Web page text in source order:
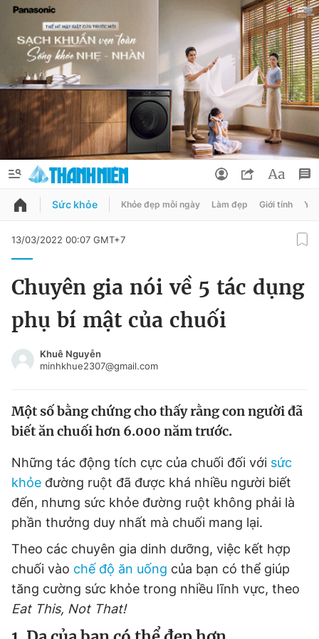
QUẢNG CÁO ĐẶT BÁO
Chuyên mục
Chào ngày mới
Tin thị trường Tin 360
Video Magazine
Sản phẩm khác
Thông tin tòa soạn Liên hệ quảng cáo
Đổi mật khẩu
Tin đã lưu
Tin đã xem
Sức khỏe Khỏe đẹp mỗi ngày Làm đẹp Giới tính Y
13/03/2022 00:07 GMT+7
Chuyên gia nói về 5 tác dụng
phụ bí mật của chuối
Khuê Nguyễn
minhkhue2307@gmail.com
Một số bằng chứng cho thấy rằng con người đã
biết ăn chuối hơn 6.000 năm trước.
Những tác động tích cực của chuối đối với sức
khỏe đường ruột đã được khá nhiều người biết
đến, nhưng sức khỏe đường ruột không phải là
phần thưởng duy nhất mà chuối mang lại.
Theo các chuyên gia dinh dưỡng, việc kết hợp
chuối vào chế độ ăn uống của bạn có thể giúp
tăng cường sức khỏe trong nhiều lĩnh vực, theo
Eat This, Not That!